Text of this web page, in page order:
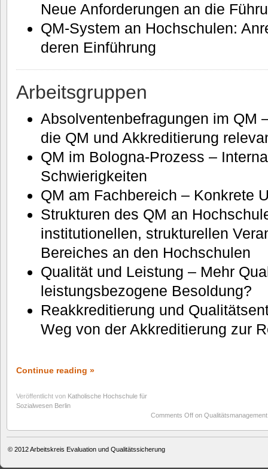
Neue Anforderungen an die
QM-System an Hochschulen:
deren Einführung
Arbeitsgruppen
Absolventenbefragungen im QM
die QM und Akkreditierung
QM im Bologna-Prozess –
Schwierigkeiten
QM am Fachbereich – Konkrete
Strukturen des QM an
institutionellen, strukturellen
Bereiches an den Hochschulen
Qualität und Leistung – Mehr
leistungsbezogene Besoldung?
Reakkreditierung und
Weg von der Akkreditierung zur
Continue reading »
Veröffentlicht von Katholische Hochschule für
Sozialwesen Berlin
Comments Off on
© 2012Arbeitskreis Evaluation und Qualitätssicherung